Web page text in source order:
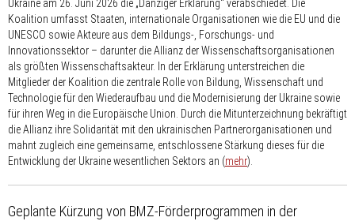
Ukraine am 26. Juni 2026 die „Danziger Erklärung“ verabschiedet. Die
Koalition umfasst Staaten, internationale Organisationen wie die EU und die
UNESCO sowie Akteure aus dem Bildungs-, Forschungs- und
Innovationssektor – darunter die Allianz der Wissenschafts­organisationen
als größten Wissenschaftsakteur. In der Erklärung unterstreichen die
Mitglieder der Koalition die zentrale Rolle von Bildung, Wissenschaft und
Technologie für den Wiederaufbau und die Modernisierung der Ukraine sowie
für ihren Weg in die Europäische Union. Durch die Mitunterzeichnung bekräftigt
die Allianz ihre Solidarität mit den ukrainischen Partnerorganisationen und
mahnt zugleich eine gemeinsame, entschlossene Stärkung dieses für die
Entwicklung der Ukraine wesentlichen Sektors an (mehr).
Geplante Kürzung von BMZ-Förderprogrammen in der